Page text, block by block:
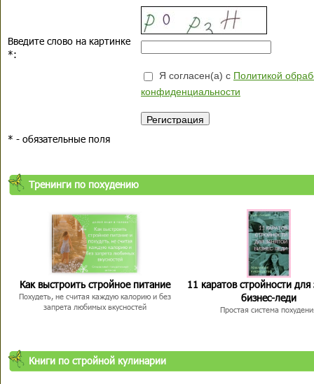
Введите слово на картинке
*:
Я согласен(а) с Политикой
конфиденциальности
* - обязательные поля
Тренинги по похудению
Как выстроить стройное питание
Похудеть, не считая каждую калорию и без
запрета любимых вкусностей
11 каратов стройности для
бизнес-леди
Простая система
Книги по стройной кулинарии